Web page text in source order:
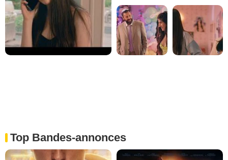
Top Bandes-annonces